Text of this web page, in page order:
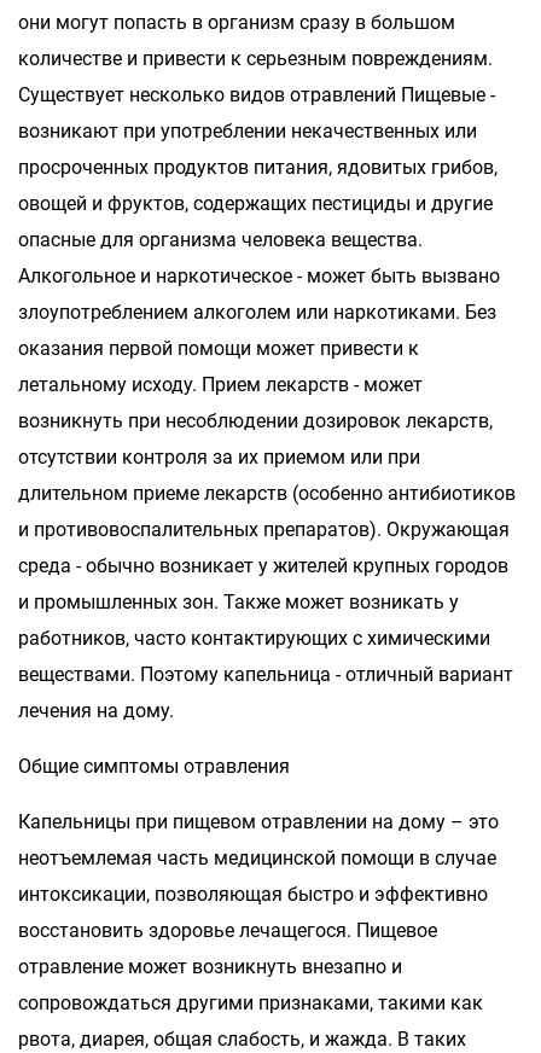
они могут попасть в организм сразу в большом
количестве и привести к серьезным повреждениям.
Существует несколько видов отравлений Пищевые -
возникают при употреблении некачественных или
просроченных продуктов питания, ядовитых грибов,
овощей и фруктов, содержащих пестициды и другие
опасные для организма человека вещества.
Алкогольное и наркотическое - может быть вызвано
злоупотреблением алкоголем или наркотиками. Без
оказания первой помощи может привести к
летальному исходу. Прием лекарств - может
возникнуть при несоблюдении дозировок лекарств,
отсутствии контроля за их приемом или при
длительном приеме лекарств (особенно антибиотиков
и противовоспалительных препаратов). Окружающая
среда - обычно возникает у жителей крупных городов
и промышленных зон. Также может возникать у
работников, часто контактирующих с химическими
веществами. Поэтому капельница - отличный вариант
лечения на дому.
Общие симптомы отравления
Капельницы при пищевом отравлении на дому – это
неотъемлемая часть медицинской помощи в случае
интоксикации, позволяющая быстро и эффективно
восстановить здоровье лечащегося. Пищевое
отравление может возникнуть внезапно и
сопровождаться другими признаками, такими как
рвота, диарея, общая слабость, и жажда. В таких